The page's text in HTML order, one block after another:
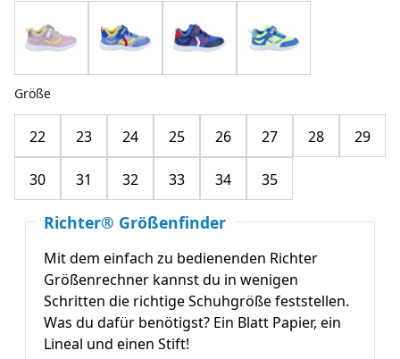
Größe
22 23 24 25 26 27 28 29
30 31 32 33 34 35
Richter® Größenfinder
Mit dem einfach zu bedienenden Richter
Größenrechner kannst du in wenigen
Schritten die richtige Schuhgröße feststellen.
Was du dafür benötigst? Ein Blatt Papier, ein
Lineal und einen Stift!